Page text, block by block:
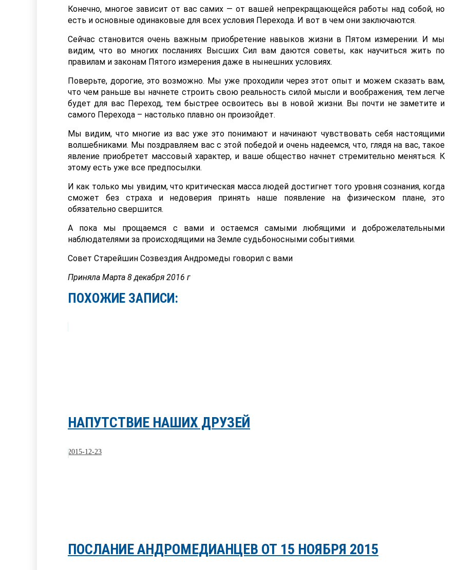
Конечно, многое зависит от вас самих — от вашей непрекращающейся работы над собой, но
есть и основные одинаковые для всех условия Перехода. И вот в чем они заключаются.
Сейчас становится очень важным приобретение навыков жизни в Пятом измерении. И мы
видим, что во многих посланиях Высших Сил вам даются советы, как научиться жить по
правилам и законам Пятого измерения даже в нынешних условиях.
Поверьте, дорогие, это возможно. Мы уже проходили через этот опыт и можем сказать вам,
что чем раньше вы начнете строить свою реальность силой мысли и воображения, тем легче
будет для вас Переход, тем быстрее освоитесь вы в новой жизни. Вы почти не заметите и
самого Перехода – настолько плавно он произойдет.
Мы видим, что многие из вас уже это понимают и начинают чувствовать себя настоящими
волшебниками. Мы поздравляем вас с этой победой и очень надеемся, что, глядя на вас, такое
явление приобретет массовый характер, и ваше общество начнет стремительно меняться. К
этому есть уже все предпосылки.
И как только мы увидим, что критическая масса людей достигнет того уровня сознания, когда
сможет без страха и недоверия принять наше появление на физическом плане, это
обязательно свершится.
А пока мы прощаемся с вами и остаемся самыми любящими и доброжелательными
наблюдателями за происходящими на Земле судьбоносными событиями.
Совет Старейшин Созвездия Андромеды говорил с вами
Приняла Марта 8 декабря 2016 г
ПОХОЖИЕ ЗАПИСИ:
НАПУТСТВИЕ НАШИХ ДРУЗЕЙ
2015-12-23
ПОСЛАНИЕ АНДРОМЕДИАНЦЕВ ОТ 15 НОЯБРЯ 2015